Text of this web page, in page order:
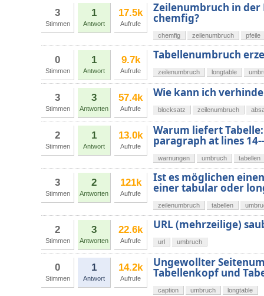
3
Stimmen
1
Antwort
17.5k
Aufrufe
Zeilenumbruch in
chemfig?
chemfig zeilenumbruch pfeile
0
Stimmen
1
Antwort
9.7k
Aufrufe
Tabellenumbruch
zeilenumbruch longtable
3
Stimmen
3
Antworten
57.4k
Aufrufe
Wie kann ich
blocksatz zeilenumbruch
2
Stimmen
1
Antwort
13.0k
Aufrufe
Warum liefert
paragraph at lines
warnungen umbruch tabellen
3
Stimmen
2
Antworten
121k
Aufrufe
Ist es möglichen
einer tabular oder
zeilenumbruch tabellen
2
Stimmen
3
Antworten
22.6k
Aufrufe
URL (mehrzeilige)
url umbruch
0
Stimmen
1
Antwort
14.2k
Aufrufe
Ungewollter
Tabellenkopf und
caption umbruch longtable